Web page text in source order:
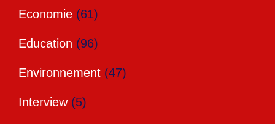
Economie (61)
Education (96)
Environnement (47)
Interview(5)